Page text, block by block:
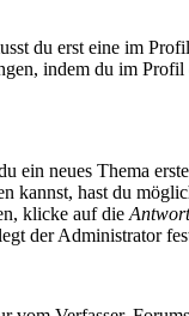
du erst eine im
indem du im
ein neues Thema
kannst, hast du
klicke auf die
der Administrator